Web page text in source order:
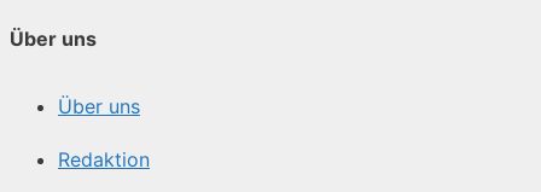
Über uns
Über uns
Redaktion